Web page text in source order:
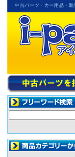
中古パーツ・カー用品・